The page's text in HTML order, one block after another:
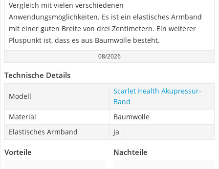
Vergleich mit vielen verschiedenen
Anwendungsmöglichkeiten. Es ist ein elastisches Armband
mit einer guten Breite von drei Zentimetern. Ein weiterer
Pluspunkt ist, dass es aus Baumwolle besteht.
08/2026
Technische Details
Modell
Scarlet Health Akupressur-
Band
Material
Baumwolle
Elastisches Armband
Ja
Vorteile Nachteile